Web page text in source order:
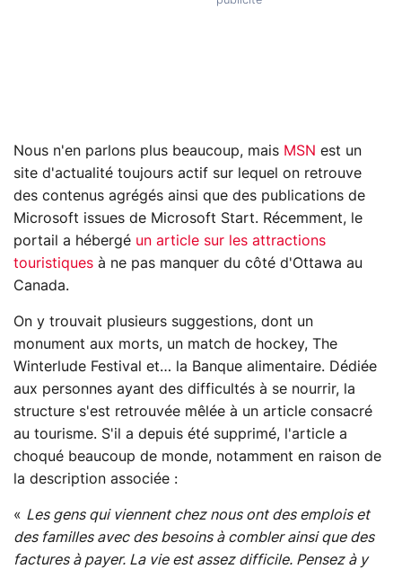
Nous n'en parlons plus beaucoup, mais MSN est un
site d'actualité toujours actif sur lequel on retrouve
des contenus agrégés ainsi que des publications de
Microsoft issues de Microsoft Start. Récemment, le
portail a hébergé un article sur les attractions
touristiques à ne pas manquer du côté d'Ottawa au
Canada.
On y trouvait plusieurs suggestions, dont un
monument aux morts, un match de hockey, The
Winterlude Festival et… la Banque alimentaire. Dédiée
aux personnes ayant des difficultés à se nourrir, la
structure s'est retrouvée mêlée à un article consacré
au tourisme. S'il a depuis été supprimé, l'article a
choqué beaucoup de monde, notamment en raison de
la description associée :
« Les gens qui viennent chez nous ont des emplois et
des familles avec des besoins à combler ainsi que des
factures à payer. La vie est assez difficile. Pensez à y